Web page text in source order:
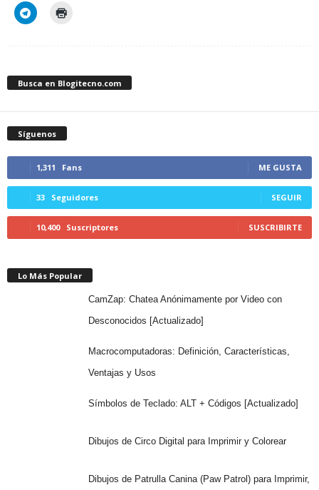
Busca en Blogitecno.com
Síguenos
1,311 Fans ME GUSTA
33 Seguidores SEGUIR
10,400 Suscriptores SUSCRIBIRTE
Lo Más Popular
CamZap: Chatea Anónimamente por Video con
Desconocidos [Actualizado]
Macrocomputadoras: Definición, Características,
Ventajas y Usos
Símbolos de Teclado: ALT + Códigos [Actualizado]
Dibujos de Circo Digital para Imprimir y Colorear
Dibujos de Patrulla Canina (Paw Patrol) para Imprimir,